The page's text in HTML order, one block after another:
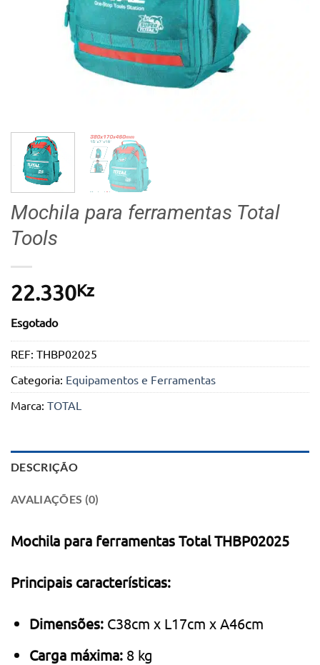
Mochila para ferramentas Total
Tools
22.330Kz
Esgotado
REF: THBP02025
Categoria: Equipamentos e Ferramentas
Marca: TOTAL
DESCRIÇÃO
AVALIAÇÕES (0)
Mochila para ferramentas Total THBP02025
Principais características:
Dimensões: C38cm x L17cm x A46cm
Carga máxima: 8 kg